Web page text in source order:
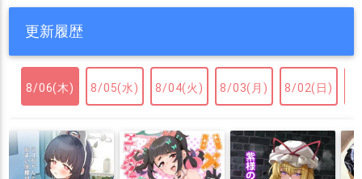
更新履歴
8/06(木) 8/05(水) 8/04(火) 8/03(月) 8/02(日)